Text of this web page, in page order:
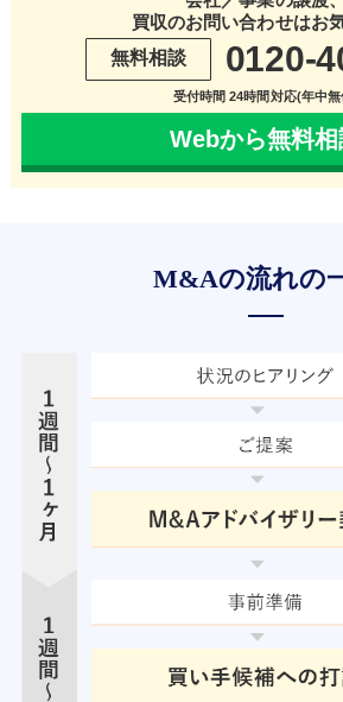
買収のお問い合わせはお
無料相談
0120-
受付時間 24時間対応(年中無
Webから無料相
M&Aの流れの